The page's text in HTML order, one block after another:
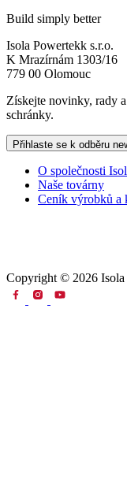
Build simply better
Isola Powertekk s.r.o.
K Mrazírnám 1303/16
779 00 Olomouc
Získejte novinky, rady
schránky.
Přihlaste se k odběru
O společnosti
Naše továrny
Ceník výrobků a
Copyright © 2026 Isola